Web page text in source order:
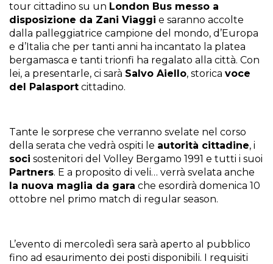
tour cittadino su un London Bus messo a
disposizione da Zani Viaggi e saranno accolte
dalla palleggiatrice campione del mondo, d’Europa
e d’Italia che per tanti anni ha incantato la platea
bergamasca e tanti trionfi ha regalato alla città. Con
lei, a presentarle, ci sarà Salvo Aiello, storica voce
del Palasport cittadino.
Tante le sorprese che verranno svelate nel corso
della serata che vedrà ospiti le autorità cittadine, i
soci sostenitori del Volley Bergamo 1991 e tutti i suoi
Partners. E a proposito di veli… verrà svelata anche
la nuova maglia da gara che esordirà domenica 10
ottobre nel primo match di regular season.
L’evento di mercoledì sera sarà aperto al pubblico
fino ad esaurimento dei posti disponibili. I requisiti